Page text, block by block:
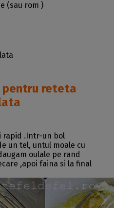
(sau rom )
pentru reteta
rapid .Intr-un bol
un tel, untul moale cu
oulale pe rand
,apoi faina si la final